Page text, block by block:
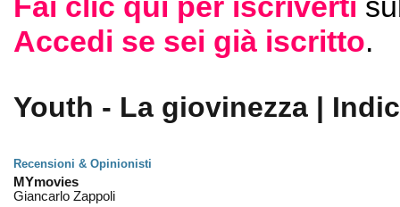
Accedi se sei già iscritto.
Youth - La giovinezza |
Recensioni & Opinionisti
MYmovies
Giancarlo Zappoli